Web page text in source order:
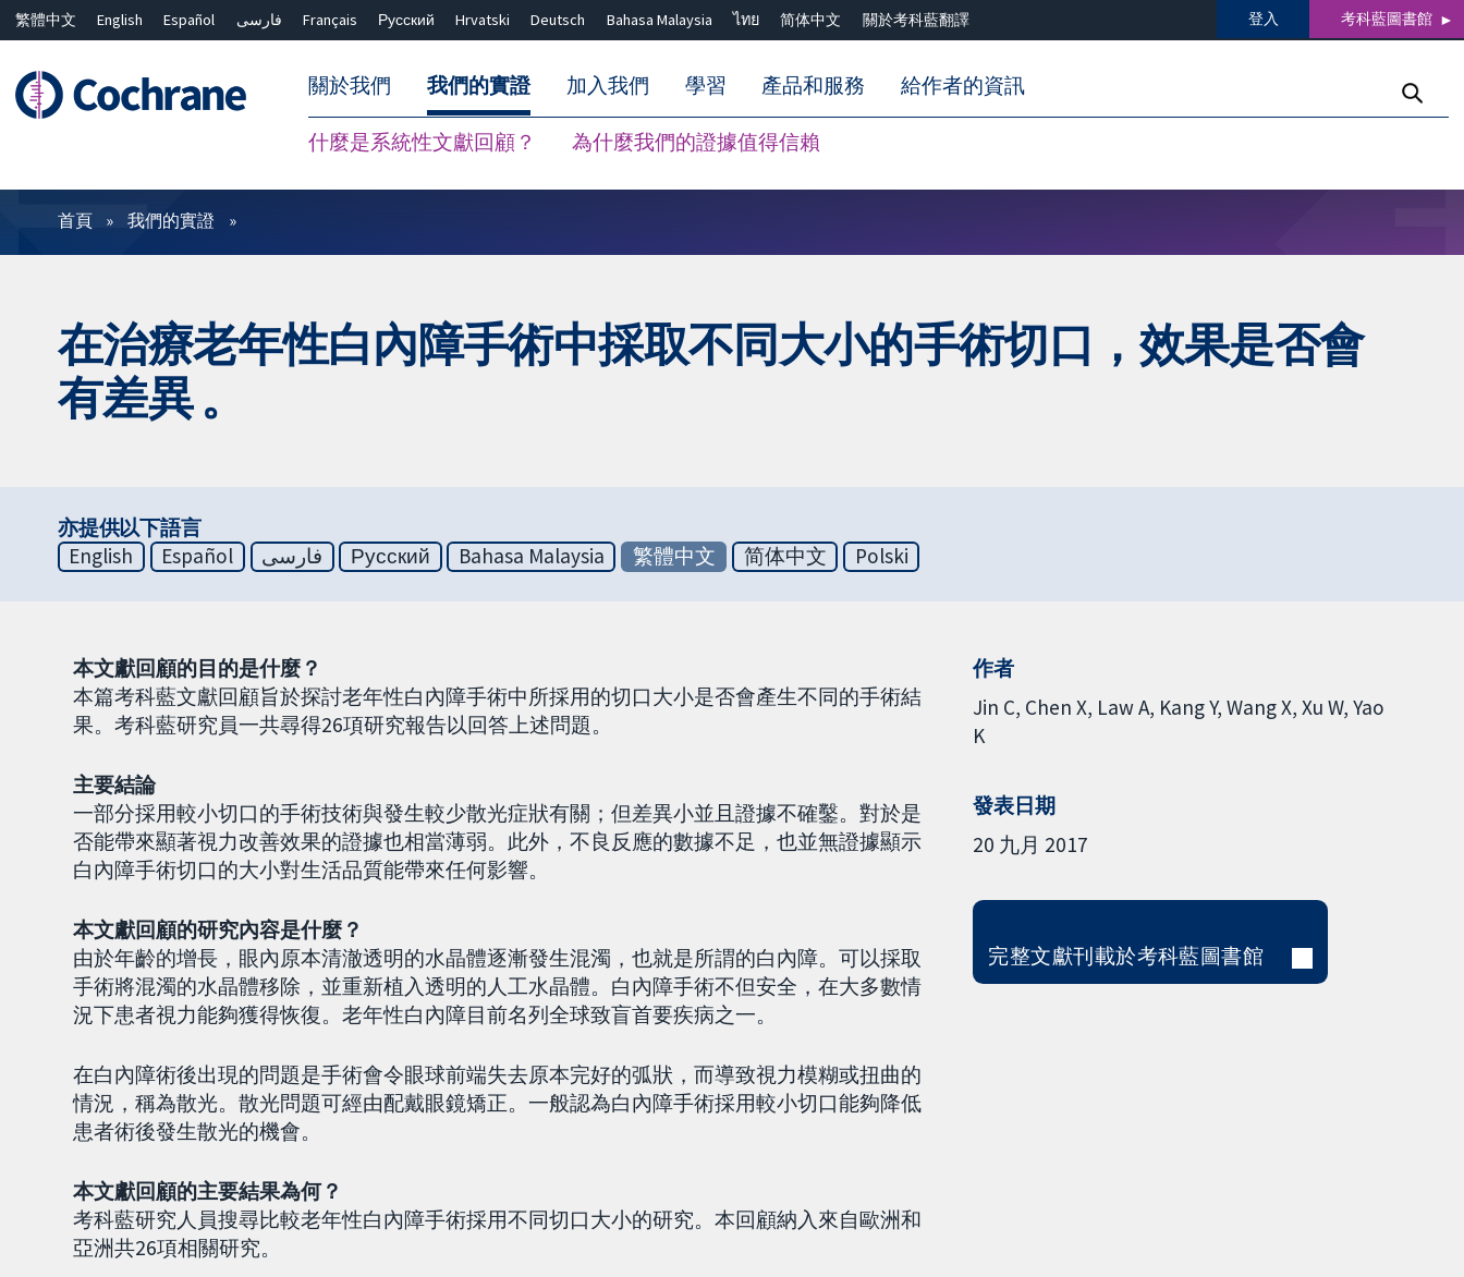
繁體中文 English Español فارسی Français Русский Hrvatski Deutsch Bahasa Malaysia ไทย 简体中文 關於考科藍翻譯 登入 考科藍圖書館
關於我們 我們的實證
什麼是系統性文獻回顧？ 為什麼我們的證據值得信賴
加入我們 學習 產品和服務 給作者的資訊
篩選條件
首頁 我們的實證
在治療老年性白內障手術中採取不同大小的手術切口，效果是否會
有差異 。
亦提供以下語言
English
Español فارسی Русский Bahasa Malaysia 繁體中文 简体中文 Polski
本文獻回顧的目的是什麼？
本篇考科藍文獻回顧旨於探討老年性白內障手術中所採用的切口大小是否會產生不同的手術結
果。考科藍研究員一共尋得26項研究報告以回答上述問題。
主要結論
一部分採用較小切口的手術技術與發生較少散光症狀有關；但差異小並且證據不確鑿。對於是
否能帶來顯著視力改善效果的證據也相當薄弱。此外，不良反應的數據不足，也並無證據顯示
白內障手術切口的大小對生活品質能帶來任何影響。
本文獻回顧的研究內容是什麼？
由於年齡的增長，眼內原本清澈透明的水晶體逐漸發生混濁，也就是所謂的白內障。可以採取
手術將混濁的水晶體移除，並重新植入透明的人工水晶體。白內障手術不但安全，在大多數情
況下患者視力能夠獲得恢復。老年性白內障目前名列全球致盲首要疾病之一。
在白內障術後出現的問題是手術會令眼球前端失去原本完好的弧狀，而導致視力模糊或扭曲的
情況，稱為散光。散光問題可經由配戴眼鏡矯正。一般認為白內障手術採用較小切口能夠降低
患者術後發生散光的機會。
本文獻回顧的主要結果為何？
考科藍研究人員搜尋比較老年性白內障手術採用不同切口大小的研究。本回顧納入來自歐洲和
亞洲共26項相關研究。
作者
Jin C Chen X Law A Kang Y Wang X Xu W Yao
K
發表日期
20 九月 2017
完整文獻刊載於考科藍圖書館